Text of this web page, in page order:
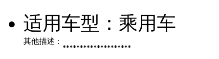
适用车型： 乘用车
其他描述：
********************